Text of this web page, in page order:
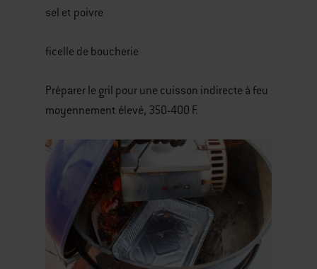
sel et poivre
ficelle de boucherie
Préparer le gril pour une cuisson indirecte à feu
moyennement élevé, 350-400 F.